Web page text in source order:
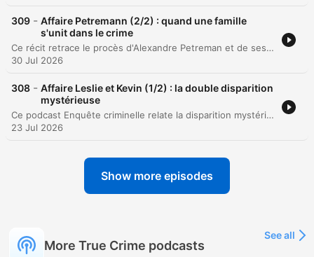
309 - Affaire Petremann (2/2) : quand une famille
s'unit dans le crime
Ce récit retrace le procès d'Alexandre Petreman et de ses co-accusés pour l'assassinat de Reynald. À travers les témoignages bouleversants des familles, les contradictions des accusés et les accusations graves portées par Coralie, l'audience met en lumière la tragédie humaine derrière l'acte criminel. L'épisode détaille également le verdict final, précisant les peines de prison prononcées pour Alexandre Petreman et Valérie Andrieux. Le récit se conclut sur l'émotion intense des familles impliquées et un échange poignant entre le père de la victime et celui de l'accusé à l'issue de l'audience.
30 Jul 2026
308 - Affaire Leslie et Kevin (1/2) : la double disparition
mystérieuse
Ce podcast Enquête criminelle relate la disparition mystérieuse de Leslie Hurlbeck et Kevin en novembre 2022. L'enquête explore les premiers doutes des proches, l'implication suspecte de leur ami Tom dans un contexte de jalousie amoureuse, ainsi que la découverte d'effets personnels et d'indices troublants à Puy-Raveau.
23 Jul 2026
Show more episodes
More True Crime podcasts
See all